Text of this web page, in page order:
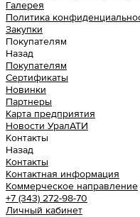
Галерея
Политика
Закупки
Покупателям
Назад
Покупателям
Сертификаты
Новинки
Партнеры
Карта предприятия
Новости УралАТИ
Контакты
Назад
Контакты
Контактная информация
Коммерческое направление
+7 (343) 272-98-70
Личный кабинет